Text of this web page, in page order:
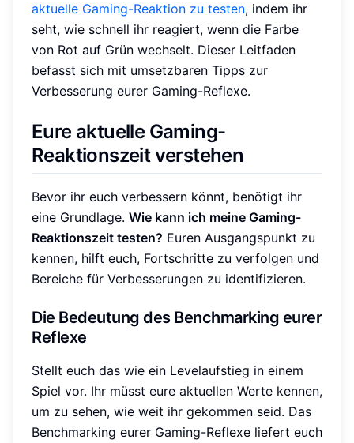
aktuelle Gaming-Reaktion zu testen, indem ihr
seht, wie schnell ihr reagiert, wenn die Farbe
von Rot auf Grün wechselt. Dieser Leitfaden
befasst sich mit umsetzbaren Tipps zur
Verbesserung eurer Gaming-Reflexe.
Eure aktuelle Gaming-
Reaktionszeit verstehen
Bevor ihr euch verbessern könnt, benötigt ihr
eine Grundlage. Wie kann ich meine Gaming-
Reaktionszeit testen? Euren Ausgangspunkt zu
kennen, hilft euch, Fortschritte zu verfolgen und
Bereiche für Verbesserungen zu identifizieren.
Die Bedeutung des Benchmarking eurer
Reflexe
Stellt euch das wie ein Levelaufstieg in einem
Spiel vor. Ihr müsst eure aktuellen Werte kennen,
um zu sehen, wie weit ihr gekommen seid. Das
Benchmarking eurer Gaming-Reflexe liefert euch